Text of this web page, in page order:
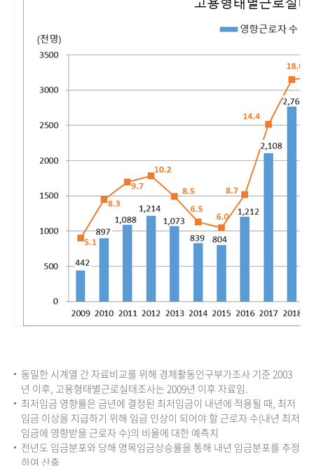
동일한 시계열 간 자료비교를 위해 경제활동인구부가조사 기준 2003
년 이후, 고용형태별근로실태조사는 2009년 이후 자료임.
최저임금 영향률은 금년에 결정된 최저임금이 내년에 적용될 때, 최저
임금 이상을 지급하기 위해 임금 인상이 되어야 할 근로자 수(내년 최저
임금에 영향받을 근로자 수)의 비율에 대한 예측치
전년도 임금분포와 당해 명목임금상승률을 통해 내년 임금분포를 추정
하여 산출